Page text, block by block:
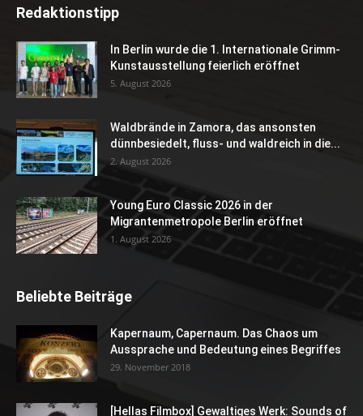
Redaktionstipp
In Berlin wurde die 1. Internationale Grimm-
Kunstausstellung feierlich eröffnet
5. August 2026
Waldbrände in Zamora, das ansonsten
dünnbesiedelt, fluss- und waldreich in die...
2. August 2026
Young Euro Classic 2026 in der
Migrantenmetropole Berlin eröffnet
1. August 2026
Beliebte Beiträge
Kapernaum, Capernaum. Das Chaos um
Aussprache und Bedeutung eines Begriffes
29. November 2018
[Hellas Filmbox] Gewaltiges Werk: Sounds of